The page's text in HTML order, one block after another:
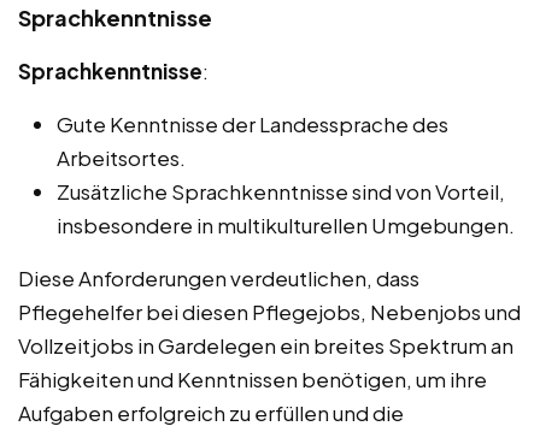
Sprachkenntnisse
Sprachkenntnisse:
Gute Kenntnisse der Landessprache des
Arbeitsortes.
Zusätzliche Sprachkenntnisse sind von Vorteil,
insbesondere in multikulturellen Umgebungen.
Diese Anforderungen verdeutlichen, dass
Pflegehelfer bei diesen Pflegejobs, Nebenjobs und
Vollzeitjobs in Gardelegen ein breites Spektrum an
Fähigkeiten und Kenntnissen benötigen, um ihre
Aufgaben erfolgreich zu erfüllen und die